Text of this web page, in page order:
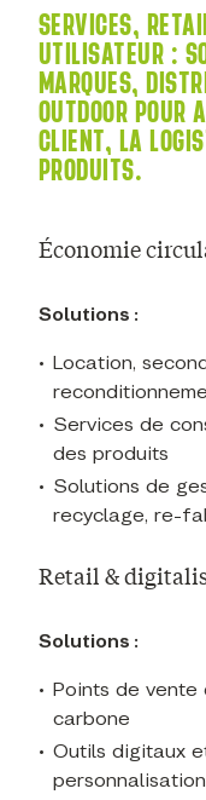
SERVICES,
UTILISATEUR :
MARQUES,
OUTDOOR POUR
CLIENT, LA
PRODUITS.
Économie
Solutions :
Location,
Services de
des produits
Solutions de
recyclage, re-
Retail &
Solutions :
Points de vente
carbone
Outils digitaux